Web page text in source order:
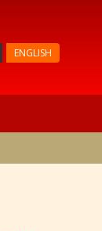
ENGLISH